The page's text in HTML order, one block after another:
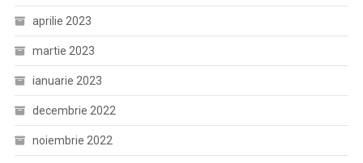
aprilie 2023
martie 2023
ianuarie 2023
decembrie 2022
noiembrie 2022